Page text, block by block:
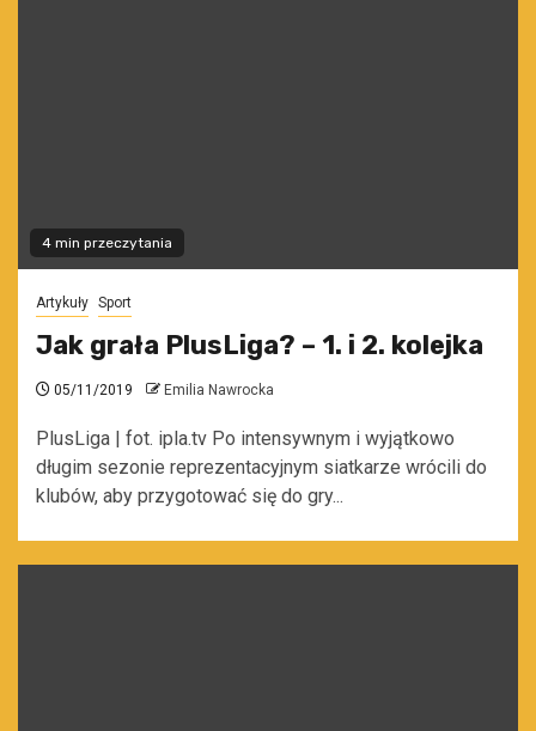
4 min przeczytania
Artykuły Sport
Jak grała PlusLiga? – 1. i 2. kolejka
05/11/2019 Emilia Nawrocka
PlusLiga | fot. ipla.tv Po intensywnym i wyjątkowo
długim sezonie reprezentacyjnym siatkarze wrócili do
klubów, aby przygotować się do gry...